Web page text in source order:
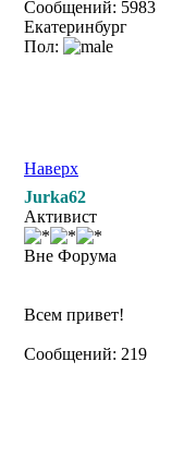
Сообщений: 5983
Екатеринбург
Пол:
Наверх
Jurka62
Активист
Вне Форума
Всем привет!
Сообщений: 219